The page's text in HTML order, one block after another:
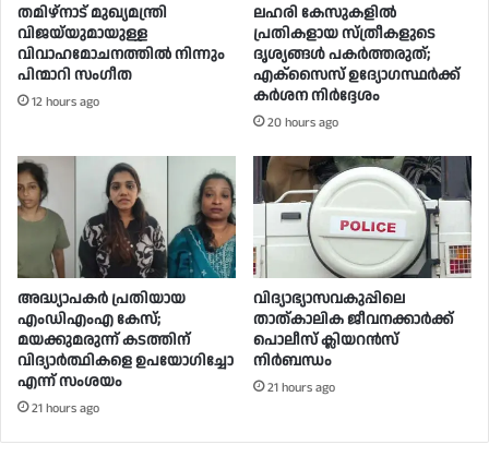
തമിഴ്നാട് മുഖ്യമന്ത്രി
വിജയ്‌യുമായുള്ള
വിവാഹമോചനത്തിൽ നിന്നും
പിന്മാറി സം​ഗീത
12 hours ago
ലഹരി കേസുകളിൽ
പ്രതികളായ സ്ത്രീകളുടെ
ദൃശ്യങ്ങൾ പകർത്തരുത്;
എക്‌സൈസ് ഉദ്യോഗസ്ഥർക്ക്
കർശന നിർദ്ദേശം
20 hours ago
അദ്ധ്യാപകർ പ്രതിയായ
എംഡിഎംഎ കേസ്;
മയക്കുമരുന്ന് കടത്തിന്
വിദ്യാർത്ഥികളെ ഉപയോ​ഗിച്ചോ
എന്ന് സംശയം
21 hours ago
വിദ്യാഭ്യാസവകുപ്പിലെ
താത്കാലിക ജീവനക്കാർക്ക്
പൊലീസ് ക്ലിയറൻസ്
നിർബന്ധം
21 hours ago